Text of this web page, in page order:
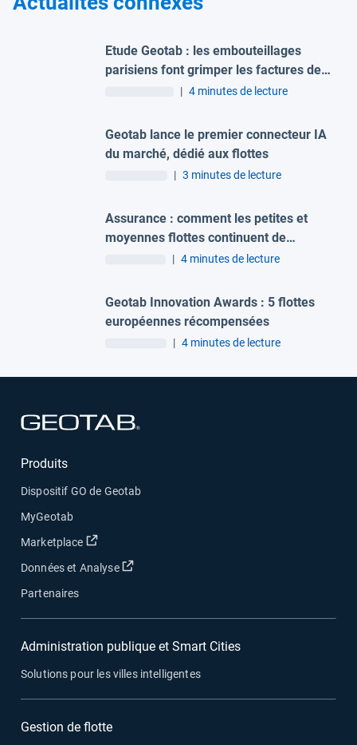
Etude Geotab : les embouteillages
parisiens font grimper les factures de
carburant des flottes
| 4 minutes de lecture
Geotab lance le premier connecteur IA
du marché, dédié aux flottes
| 3 minutes de lecture
Assurance : comment les petites et
moyennes flottes continuent de
s'assurer malgré la hausse des coûts ?
| 4 minutes de lecture
Geotab Innovation Awards : 5 flottes
européennes récompensées
| 4 minutes de lecture
Produits
Dispositif GO de Geotab
MyGeotab
Marketplace
Ouvrir dans une nouvelle fenêtre
Données et Analyse Ouvrir dans une nouvelle fenêtre
Partenaires
Administration publique et Smart Cities
Solutions pour les villes intelligentes
Gestion de flotte